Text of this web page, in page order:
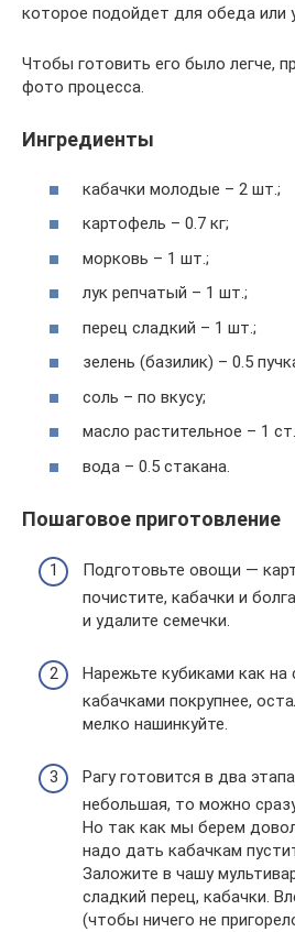
которое подойдет для обеда или
Чтобы готовить его было легче,
фото процесса.
Ингредиенты
кабачки молодые – 2 шт.;
картофель – 0.7 кг;
морковь – 1 шт.;
лук репчатый – 1 шт.;
перец сладкий – 1 шт.;
зелень (базилик) – 0.5
соль – по вкусу;
масло растительное – 1
вода – 0.5 стакана.
Пошаговое приготовление
Подготовьте овощи —
почистите, кабачки и
и удалите семечки.
Нарежьте кубиками как на
кабачками покрупнее,
мелко нашинкуйте.
Рагу готовится в два
небольшая, то можно
Но так как мы берем
надо дать кабачкам
Заложите в чашу
сладкий перец, кабачки.
(чтобы ничего не